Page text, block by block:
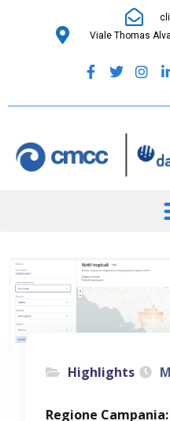
Viale Thomas
Highlights
Regione